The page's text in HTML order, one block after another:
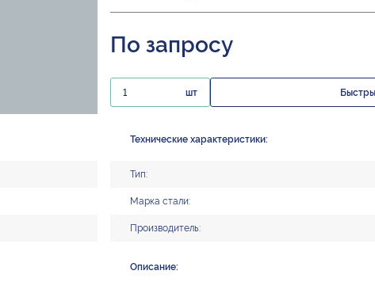
По запросу
шт
Технические характеристики:
Тип:
Марка стали:
Производитель:
Описание: